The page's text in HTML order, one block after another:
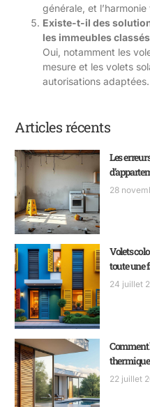
générale, et
Existe-t-il des
les immeubles
Oui, notamment les
mesure et les volets
autorisations adaptées.
Articles récents
Les
28
Volets
toute une
24 juillet
Comment
22 juillet